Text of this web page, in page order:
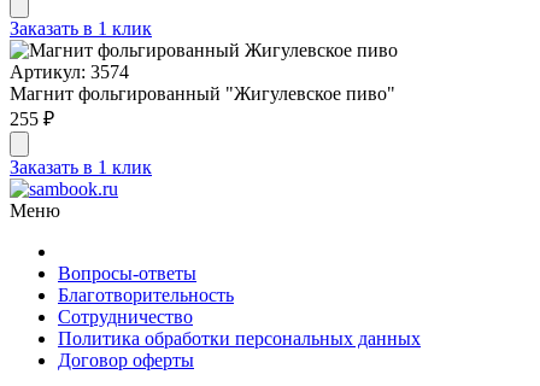
Заказать в 1 клик
Артикул: 3574
Магнит фольгированный "Жигулевское пиво"
255 ₽
Заказать в 1 клик
Меню
Вопросы-ответы
Благотворительность
Сотрудничество
Политика обработки персональных данных
Договор оферты